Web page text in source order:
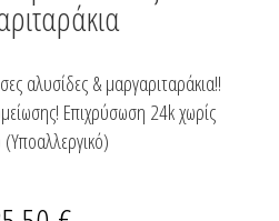
αλυσίδες & μαργαριταράκια!!
Επιχρύσωση 24k χωρίς
(Υποαλλεργικό)